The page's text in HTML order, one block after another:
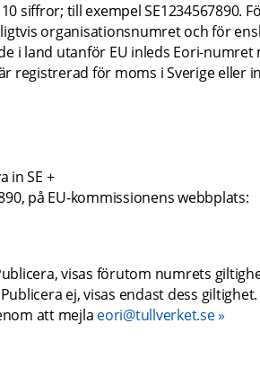
siffror; till exempel SE1234567890.
organisationsnumret och för
i land utanför EU inleds Eori-numret
registrerad för moms i Sverige eller
in SE +
på EU-kommissionens webbplats:
visas förutom numrets
ej, visas endast dess giltighet.
att mejla eori@tullverket.se